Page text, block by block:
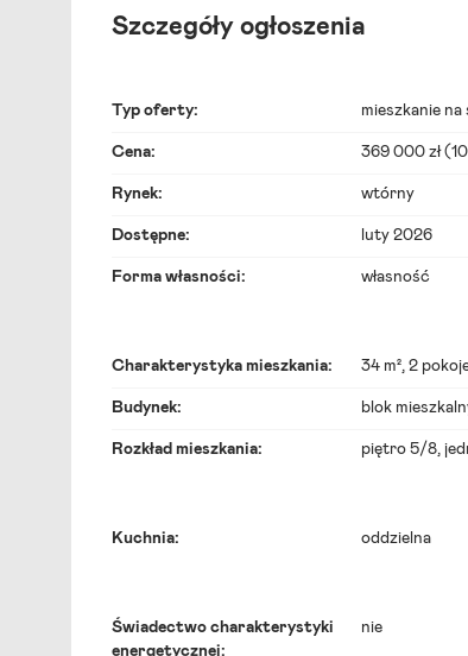
Szczegóły ogłoszenia
Typ oferty: mieszkanie
Cena: 369 000 zł
Rynek: wtórny
Dostępne: luty 2026
Forma własności: własność
Charakterystyka mieszkania: 34 m², 2
Budynek: blok
Rozkład mieszkania: piętro 5/8,
Kuchnia: oddzielna
Świadectwo charakterystyki
energetycznej:
nie